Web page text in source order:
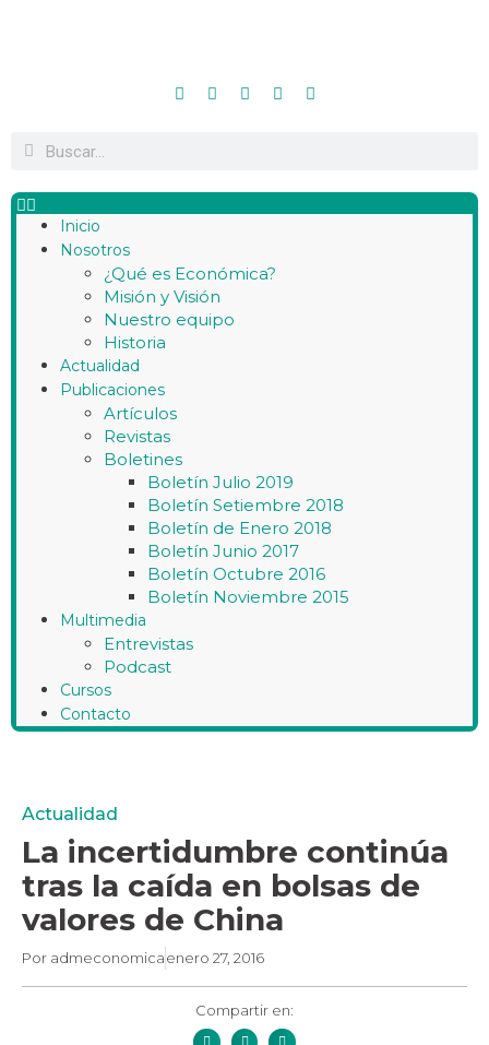
Inicio
Nosotros
¿Qué es Económica?
Misión y Visión
Nuestro equipo
Historia
Actualidad
Publicaciones
Artículos
Revistas
Boletines
Boletín Julio 2019
Boletín Setiembre 2018
Boletín de Enero 2018
Boletín Junio 2017
Boletín Octubre 2016
Boletín Noviembre 2015
Multimedia
Entrevistas
Podcast
Cursos
Contacto
Actualidad
La incertidumbre continúa
tras la caída en bolsas de
valores de China
Por admeconomicaenero 27, 2016
Compartir en: